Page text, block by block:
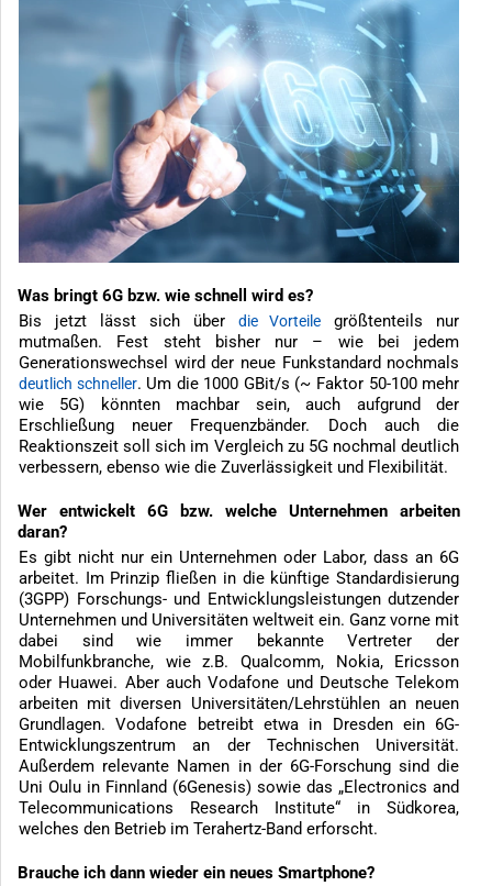
Was bringt 6G bzw. wie schnell wird es?
Bis jetzt lässt sich über die Vorteile größtenteils nur
mutmaßen. Fest steht bisher nur – wie bei jedem
Generationswechsel wird der neue Funkstandard nochmals
deutlich schneller. Um die 1000 GBit/s (~ Faktor 50-100 mehr
wie 5G) könnten machbar sein, auch aufgrund der
Erschließung neuer Frequenzbänder. Doch auch die
Reaktionszeit soll sich im Vergleich zu 5G nochmal deutlich
verbessern, ebenso wie die Zuverlässigkeit und Flexibilität.
Wer entwickelt 6G bzw. welche Unternehmen arbeiten
daran?
Es gibt nicht nur ein Unternehmen oder Labor, dass an 6G
arbeitet. Im Prinzip fließen in die künftige Standardisierung
(3GPP) Forschungs- und Entwicklungsleistungen dutzender
Unternehmen und Universitäten weltweit ein. Ganz vorne mit
dabei sind wie immer bekannte Vertreter der
Mobilfunkbranche, wie z.B. Qualcomm, Nokia, Ericsson
oder Huawei. Aber auch Vodafone und Deutsche Telekom
arbeiten mit diversen Universitäten/Lehrstühlen an neuen
Grundlagen. Vodafone betreibt etwa in Dresden ein 6G-
Entwicklungszentrum an der Technischen Universität.
Außerdem relevante Namen in der 6G-Forschung sind die
Uni Oulu in Finnland (6Genesis) sowie das „Electronics and
Telecommunications Research Institute“ in Südkorea,
welches den Betrieb im Terahertz-Band erforscht.
Brauche ich dann wieder ein neues Smartphone?